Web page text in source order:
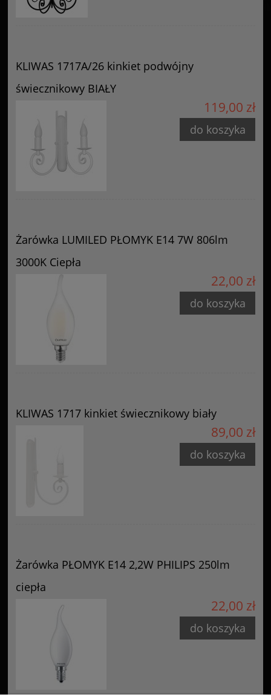
KLIWAS 1717A/26 kinkiet podwójny
świecznikowy BIAŁY
119,00 zł
do koszyka
Żarówka LUMILED PŁOMYK E14 7W 806lm
3000K Ciepła
22,00 zł
do koszyka
KLIWAS 1717 kinkiet świecznikowy biały
89,00 zł
do koszyka
Żarówka PŁOMYK E14 2,2W PHILIPS 250lm
ciepła
22,00 zł
do koszyka